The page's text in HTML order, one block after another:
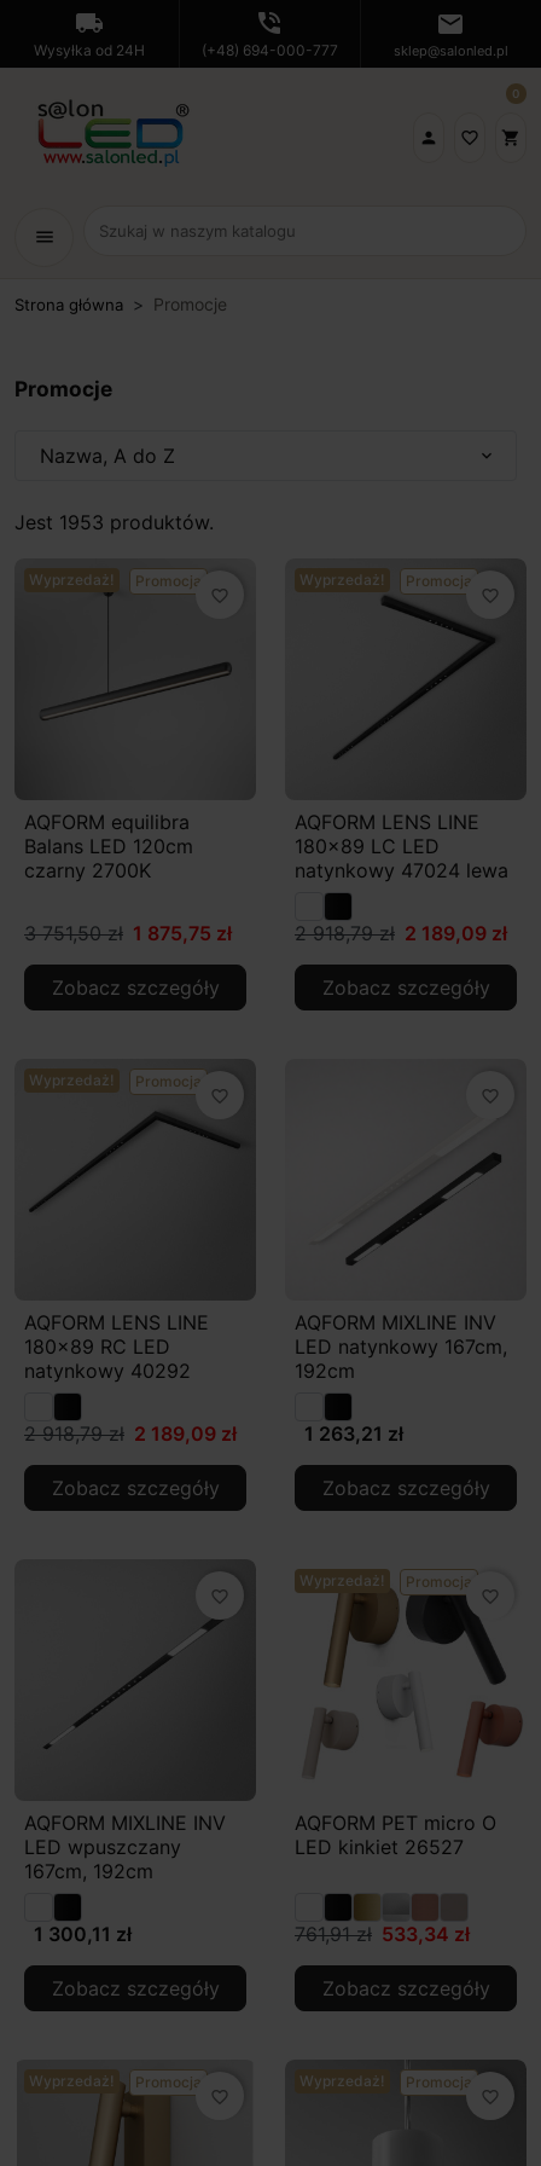
local_shipping
Wysyłka od 24H
phone_in_talk
(+48) 694-000-777
mail
sklep@salonled.pl
 favorite_border shopping_cart
0
menu
Strona główna Promocje
Promocje
Jest 1953 produktów.
Nazwa, A do Z expand_more
Wyprzedaż! Promocja
favorite_border
AQFORM equilibra
Balans LED 120cm
czarny 2700K
3 751,50 zł 1 875,75 zł
Zobacz szczegóły
Wyprzedaż! Promocja
favorite_border
AQFORM LENS LINE
180x89 LC LED
natynkowy 47024 lewa
2 918,79 zł 2 189,09 zł
Zobacz szczegóły
Wyprzedaż! Promocja
favorite_border
AQFORM LENS LINE
180x89 RC LED
natynkowy 40292
2 918,79 zł 2 189,09 zł
Zobacz szczegóły
favorite_border
AQFORM MIXLINE INV
LED natynkowy 167cm,
192cm
1 263,21 zł
Zobacz szczegóły
favorite_border
AQFORM MIXLINE INV
LED wpuszczany
167cm, 192cm
1 300,11 zł
Zobacz szczegóły
Wyprzedaż! Promocja
favorite_border
AQFORM PET micro O
LED kinkiet 26527
761,91 zł 533,34 zł
Zobacz szczegóły
Wyprzedaż! Promocja
favorite_border
Wyprzedaż! Promocja
favorite_border